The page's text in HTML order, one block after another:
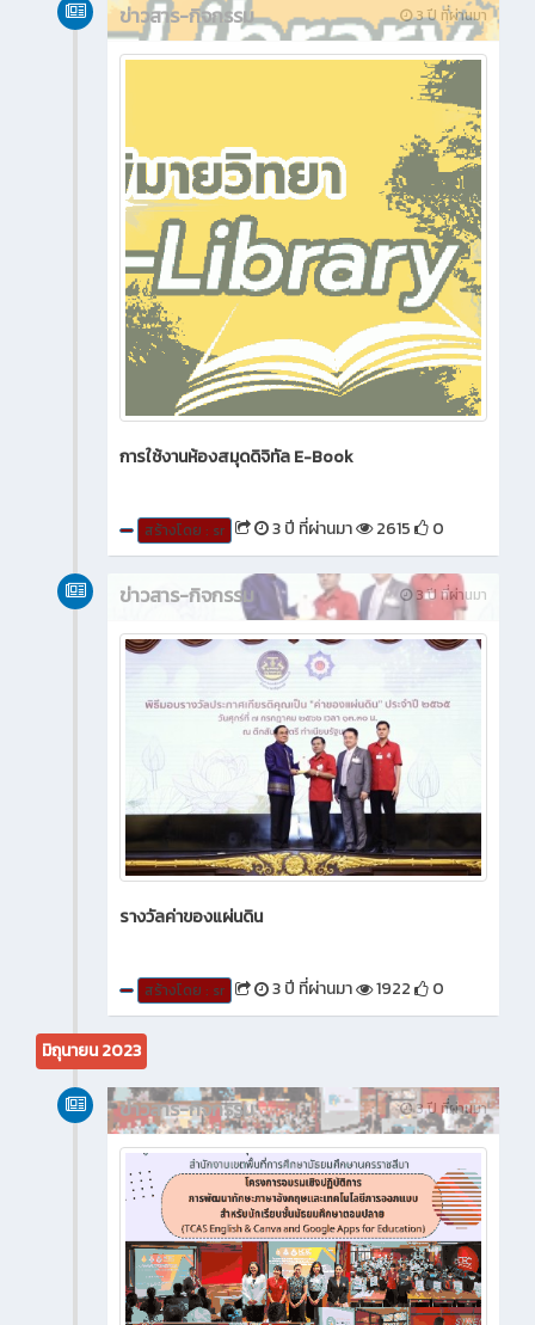
3 ปี ที่ผ่านมา
ข่าวสาร-กิจกรรม
การใช้งานห้องสมุดดิจิทัล E-Book
สร้างโดย : sr 3 ปี ที่ผ่านมา 2615 0
3 ปี ที่ผ่านมา
ข่าวสาร-กิจกรรม
รางวัลค่าของแผ่นดิน
สร้างโดย : sr 3 ปี ที่ผ่านมา 1922 0
มิถุนายน 2023
3 ปี ที่ผ่านมา
ข่าวสาร-กิจกรรม